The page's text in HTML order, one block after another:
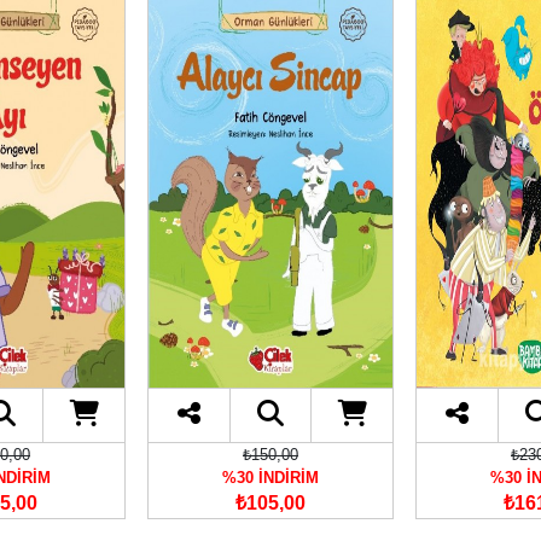
₺150,00
%30 İNDİRİM
₺105,00
%30